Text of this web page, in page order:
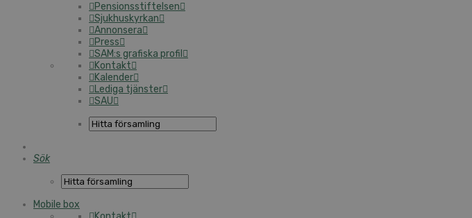
Pensionsstiftelsen
Sjukhuskyrkan
Annonsera
Press
SAM:s grafiska profil
Kontakt
Kalender
Lediga tjänster
SAU
Sök
Mobile box